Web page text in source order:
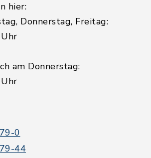
hier:
Donnerstag, Freitag:
am Donnerstag:
0
44